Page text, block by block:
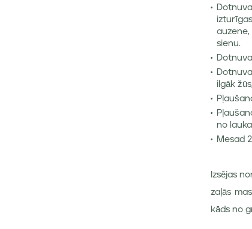
auzene,
sienu.
ilgāk
no
Mesad
Izsējas
zaļās
kāds no